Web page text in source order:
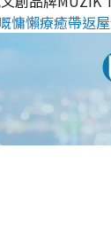
慵懶療癒帶返